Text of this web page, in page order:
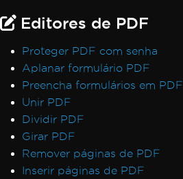
Editores de PDF
Proteger PDF com senha
Aplanar formulário PDF
Preencha formulários em PDF
Unir PDF
Dividir PDF
Girar PDF
Remover páginas de PDF
Inserir páginas de PDF